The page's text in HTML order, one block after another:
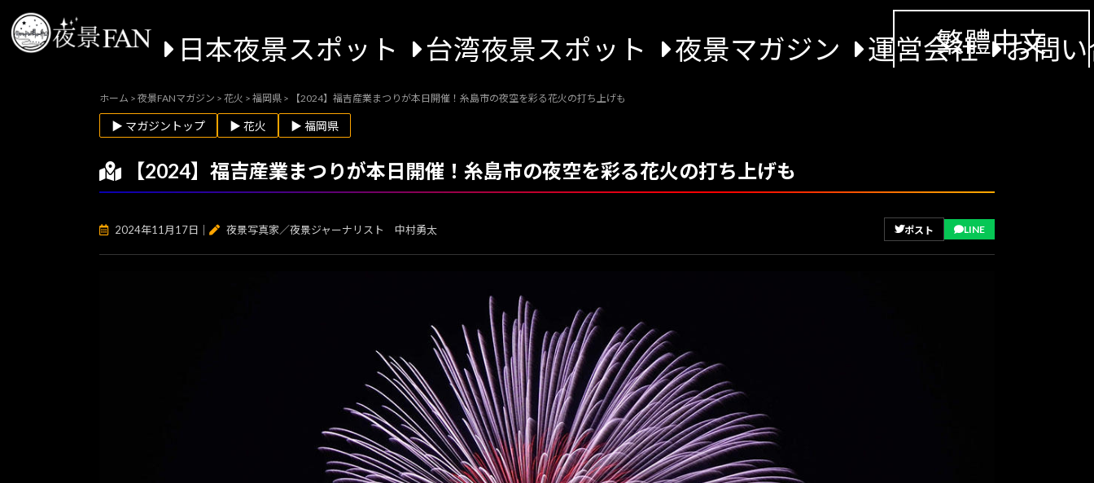
日本夜景スポット 台湾夜景スポット 夜景マガジン 運営会社 お問
繁體中文
ホーム > 夜景FANマガジン > 花火 > 福岡県 > 【2024】福吉産業まつりが本日開催！糸島市の夜空を彩る花火の打ち上げも
▶ マガジントップ ▶ 花火 ▶ 福岡県
【2024】福吉産業まつりが本日開催！糸島市の夜空を彩る花火の打ち上げも
2024年11月17日 夜景写真家／夜景ジャーナリスト 中村勇太 ポスト LINE